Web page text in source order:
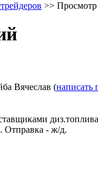
>>
Вячеслав (написать
Отправка - ж/д.